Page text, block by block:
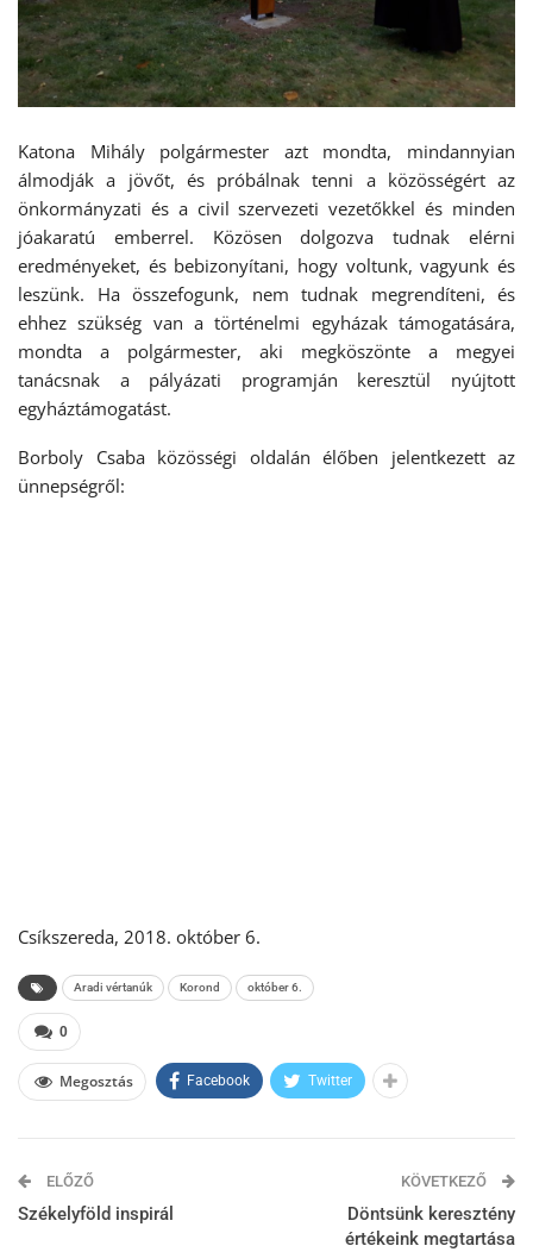
Katona Mihály polgármester azt mondta, mindannyian
álmodják a jövőt, és próbálnak tenni a közösségért az
önkormányzati és a civil szervezeti vezetőkkel és minden
jóakaratú emberrel. Közösen dolgozva tudnak elérni
eredményeket, és bebizonyítani, hogy voltunk, vagyunk és
leszünk. Ha összefogunk, nem tudnak megrendíteni, és
ehhez szükség van a történelmi egyházak támogatására,
mondta a polgármester, aki megköszönte a megyei
tanácsnak a pályázati programján keresztül nyújtott
egyháztámogatást.
Borboly Csaba közösségi oldalán élőben jelentkezett az
ünnepségről:
Csíkszereda, 2018. október 6.
Aradi vértanúk Korond október 6.
0
Megosztás Facebook Twitter
ELŐZŐ
Székelyföld inspirál
KÖVETKEZŐ
Döntsünk keresztény
értékeink megtartása